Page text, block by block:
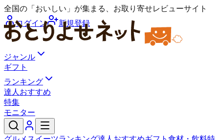
全国の「おいしい」が集まる、お取り寄せレビューサイト
ログイン
新規登録
ジャンル
ギフト
ランキング
達人おすすめ
特集
モニター